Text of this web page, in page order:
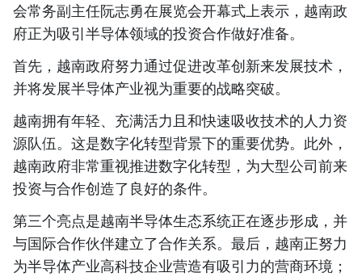
会常务副主任阮志勇在展览会开幕式上表示，越南政
府正为吸引半导体领域的投资合作做好准备。
首先，越南政府努力通过促进改革创新来发展技术，
并将发展半导体产业视为重要的战略突破。
越南拥有年轻、充满活力且和快速吸收技术的人力资
源队伍。这是数字化转型背景下的重要优势。此外，
越南政府非常重视推进数字化转型，为大型公司前来
投资与合作创造了良好的条件。
第三个亮点是越南半导体生态系统正在逐步形成，并
与国际合作伙伴建立了合作关系。最后，越南正努力
为半导体产业高科技企业营造有吸引力的营商环境；